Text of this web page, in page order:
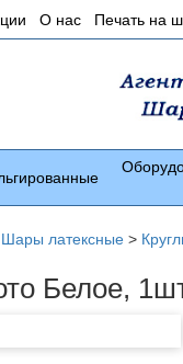
О нас Печать на
латексные >
Белое,